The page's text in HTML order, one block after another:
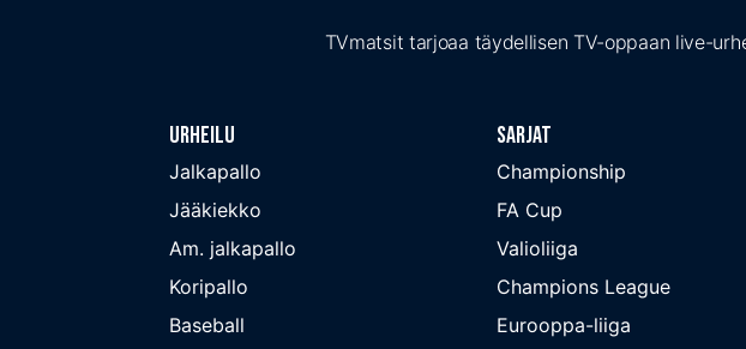
TVmatsit tarjoaa täydellisen TV-oppaan live-
Urheilu
Jalkapallo
Jääkiekko
Am. jalkapallo
Koripallo
Baseball
Sarjat
Championship
FA Cup
Valioliiga
Champions League
Eurooppa-liiga